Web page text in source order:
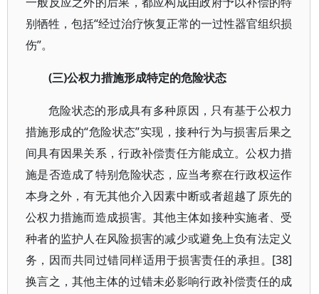
别牺牲，包括“经过治疗恢复正常的一过性器官组织损
伤”。
(三)公权力措施形成特定的危险状态
危险状态的形成具有多种原因，只有基于公权力
措施形成的“危险状态”实现，接种行为与损害后果之
间具有因果关系，行政补偿责任方能成立。公权力措
施是否造成了特别危险状态，应当考察在行政权运作
本身之外，有无其他介入因素中断或者超越了原先的
公权力措施而造成损害。其他主体如接种实施者、受
种者的监护人在风险损害的减少或避免上负有法定义
务，因而共同过错同样适用于损害责任的承担。[38]
换言之，其他主体的过错未必影响行政补偿责任的成